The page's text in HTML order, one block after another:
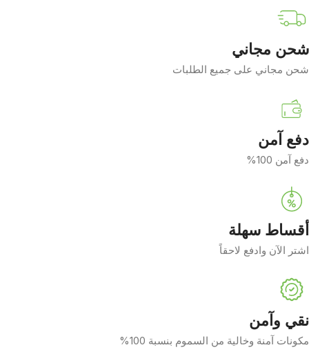
شحن مجاني
شحن مجاني على جميع الطلبات
دفع آمن
دفع آمن 100%
أقساط سهلة
اشتر الآن وادفع لاحقاً
نقي وآمن
مكونات آمنة وخالية من السموم بنسبة 100%